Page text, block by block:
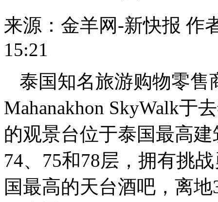
来源：金羊网-新快报 作
15:21
泰国知名旅游购物零售
Mahanakhon SkyWalk于
的观景台位于泰国最高建
74、75和78层，拥有挑
国最高的天台酒吧，离